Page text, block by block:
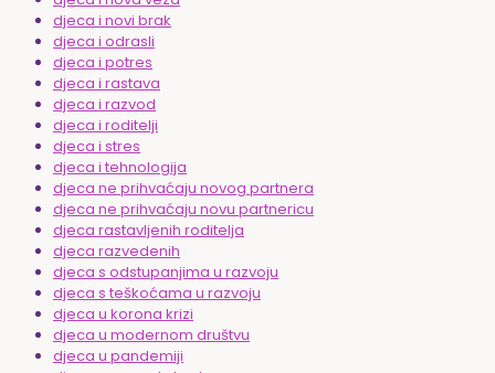
djeca i novi brak
djeca i odrasli
djeca i potres
djeca i rastava
djeca i razvod
djeca i roditelji
djeca i stres
djeca i tehnologija
djeca ne prihvaćaju novog partnera
djeca ne prihvaćaju novu partnericu
djeca rastavljenih roditelja
djeca razvedenih
djeca s odstupanjima u razvoju
djeca s teškoćama u razvoju
djeca u korona krizi
djeca u modernom društvu
djeca u pandemiji